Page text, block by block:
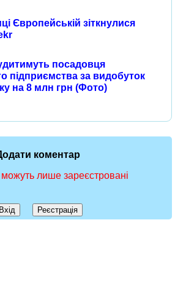
Європейській зіткнулися
посадовця
підприємства за видобуток
на 8 млн грн (Фото)
коментар
лише зареєстровані
Вхід Реєстрація